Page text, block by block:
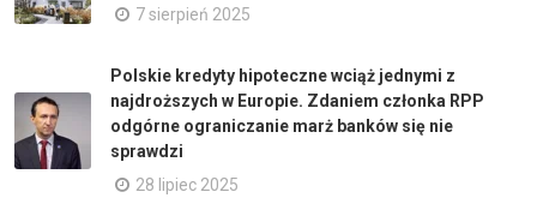
7 sierpień 2025
Polskie kredyty hipoteczne wciąż jednymi z
najdroższych w Europie. Zdaniem członka RPP
odgórne ograniczanie marż banków się nie
sprawdzi
28 lipiec 2025